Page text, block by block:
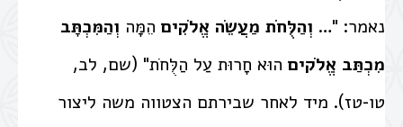
נאמר: "…וְהַלֻּחֹת מַעֲשֵׂה אֱלֹקִיםהֵמָּהוְהַמִּכְתָּב
מִכְתַּב אֱלֹקיםהוּא חָרוּת עַל הַלֻּחֹת" (שם, לב,
טו-טז). מיד לאחר שבירתם הצטווה משה ליצור